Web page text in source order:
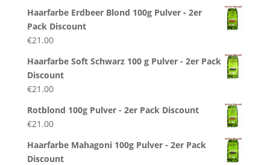
Haarfarbe Erdbeer Blond 100g Pulver - 2er
Pack Discount
€21.00
Haarfarbe Soft Schwarz 100 g Pulver - 2er Pack
Discount
€21.00
Rotblond 100g Pulver - 2er Pack Discount
€21.00
Haarfarbe Mahagoni 100g Pulver - 2er Pack
Discount